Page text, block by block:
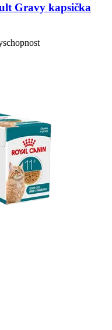
Gravy kapsička